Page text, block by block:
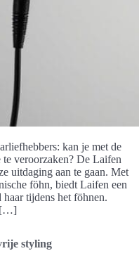
kan je met de
veroorzaken? De Laifen
uitdaging aan te gaan. Met
föhn, biedt Laifen een
tijdens het föhnen.
[…]
styling